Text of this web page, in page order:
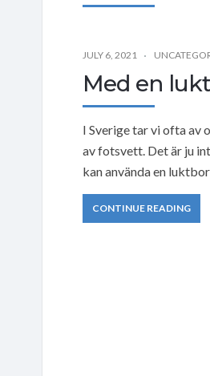
JULY 6, 2021
Med en
I Sverige tar vi ofta av
av fotsvett. Det är ju
kan använda en
CONTINUE READING